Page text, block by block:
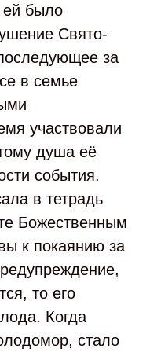
ей было
Свято-
за
в семье
участвовали
душа её
события.
в тетрадь
Божественным
к покаянию за
то его
Когда
стало